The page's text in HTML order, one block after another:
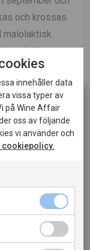
och krossas.
malolaktisk
och lätt
på 100%
ett år gamla,
fyra år gamla)
innehåller data
vissa typer av
på Wine Affair
oss av följande
vi använder och
cookiepolicy.
alkoholhaltiga
fyllt 20 år.
godkänner
cookies.